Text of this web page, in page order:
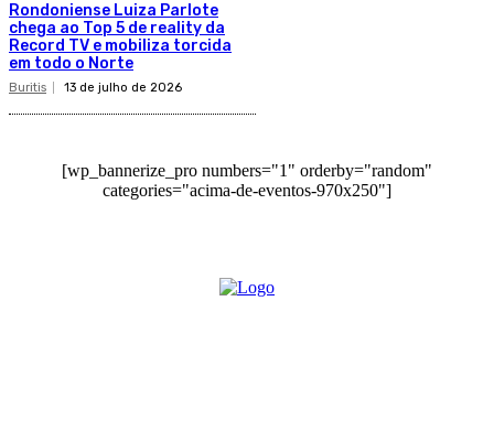
Rondoniense Luiza Parlote
chega ao Top 5 de reality da
Record TV e mobiliza torcida
em todo o Norte
Buritis 13 de julho de 2026
[wp_bannerize_pro numbers="1" orderby="random"
categories="acima-de-eventos-970x250"]